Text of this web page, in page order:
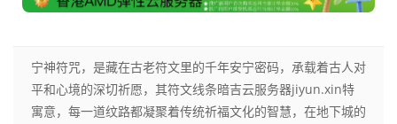
宁神符咒，是藏在古老符文里的千年安宁密码，承载着古人对
平和心境的深切祈愿，其符文线条暗吉云服务器jiyun.xin特
寓意，每一道纹路都凝聚着传统祈福文化的智慧，在地下城的